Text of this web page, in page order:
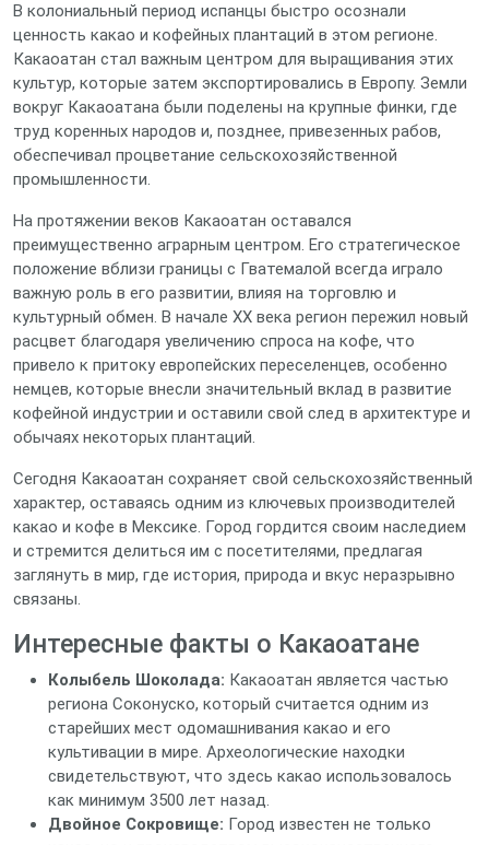
В колониальный период испанцы быстро осознали
ценность какао и кофейных плантаций в этом регионе.
Какаоатан стал важным центром для выращивания этих
культур, которые затем экспортировались в Европу. Земли
вокруг Какаоатана были поделены на крупные финки, где
труд коренных народов и, позднее, привезенных рабов,
обеспечивал процветание сельскохозяйственной
промышленности.
На протяжении веков Какаоатан оставался
преимущественно аграрным центром. Его стратегическое
положение вблизи границы с Гватемалой всегда играло
важную роль в его развитии, влияя на торговлю и
культурный обмен. В начале XX века регион пережил новый
расцвет благодаря увеличению спроса на кофе, что
привело к притоку европейских переселенцев, особенно
немцев, которые внесли значительный вклад в развитие
кофейной индустрии и оставили свой след в архитектуре и
обычаях некоторых плантаций.
Сегодня Какаоатан сохраняет свой сельскохозяйственный
характер, оставаясь одним из ключевых производителей
какао и кофе в Мексике. Город гордится своим наследием
и стремится делиться им с посетителями, предлагая
заглянуть в мир, где история, природа и вкус неразрывно
связаны.
Интересные факты о Какаоатане
Колыбель Шоколада: Какаоатан является частью
региона Соконуско, который считается одним из
старейших мест одомашнивания какао и его
культивации в мире. Археологические находки
свидетельствуют, что здесь какао использовалось
как минимум 3500 лет назад.
Двойное Сокровище: Город известен не только